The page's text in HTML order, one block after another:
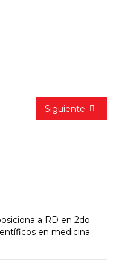
Siguiente
a RD en 2do
en medicina